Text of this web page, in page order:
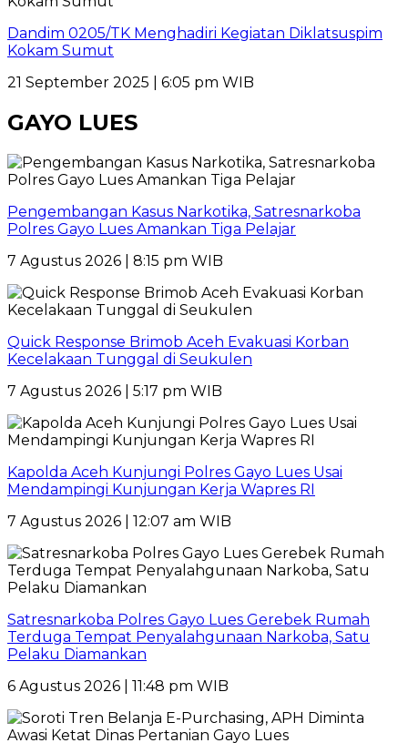
Dandim 0205/TK Menghadiri Kegiatan Diklatsuspim
Kokam Sumut
21 September 2025 | 6:05 pm WIB
GAYO LUES
Pengembangan Kasus Narkotika, Satresnarkoba
Polres Gayo Lues Amankan Tiga Pelajar
7 Agustus 2026 | 8:15 pm WIB
Quick Response Brimob Aceh Evakuasi Korban
Kecelakaan Tunggal di Seukulen
7 Agustus 2026 | 5:17 pm WIB
Kapolda Aceh Kunjungi Polres Gayo Lues Usai
Mendampingi Kunjungan Kerja Wapres RI
7 Agustus 2026 | 12:07 am WIB
Satresnarkoba Polres Gayo Lues Gerebek Rumah
Terduga Tempat Penyalahgunaan Narkoba, Satu
Pelaku Diamankan
6 Agustus 2026 | 11:48 pm WIB